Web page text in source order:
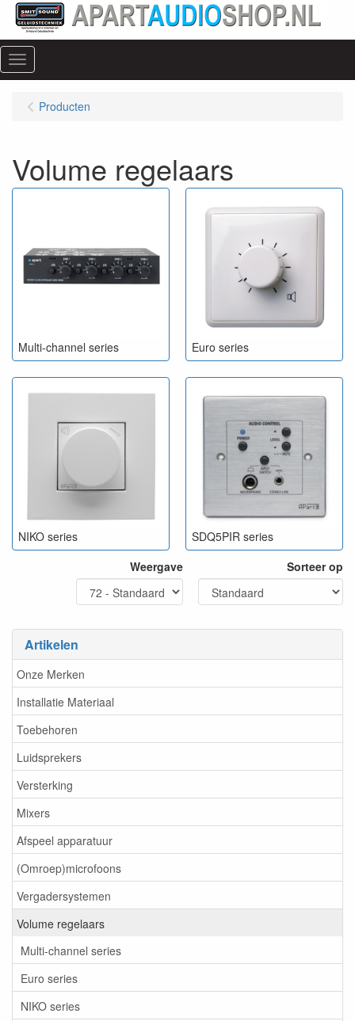
Menu
Artikelen
Onze Merken
Installatie Materiaal
Toebehoren
Luidsprekers
Versterking
Mixers
Afspeel apparatuur
(Omroep)microfoons
Vergadersystemen
Volume regelaars
Multi-channel series
Euro series
NIKO series
Producten
Volume regelaars
Multi-channel series Euro series
NIKO series
SDQ5PIR series
Weergave
Sorteer op